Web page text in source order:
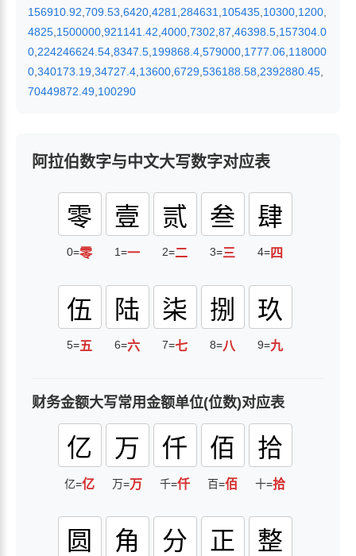
156910.92 709.53 6420 4281 284631 105435 10300 1200
4825 1500000 921141.42 4000 7302 87 46398.5 157304.0
0 224246624.54 8347.5 199868.4 579000 1777.06 118000
0 340173.19 34727.4 13600 6729 536188.58 2392880.45
70449872.49 100290
阿拉伯数字与中文大写数字对应表
零
0=零
壹
1=一
贰
2=二
叁
3=三
肆
4=四
伍
5=五
陆
6=六
柒
7=七
捌
8=八
玖
9=九
财务金额大写常用金额单位(位数)对应表
亿
亿=亿
万
万=万
仟
千=仟
佰
百=佰
拾
十=拾
圆 角 分 正 整